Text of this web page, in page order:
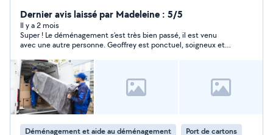
personne Geoffrey
Dernier avis laissé par Madeleine : 5/5
Il y a 2 mois
Super ! Le déménagement s’est très bien passé, il est venu
avec une autre personne. Geoffrey est ponctuel, soigneux et
Déménagement et aide au déménagement Port de cartons